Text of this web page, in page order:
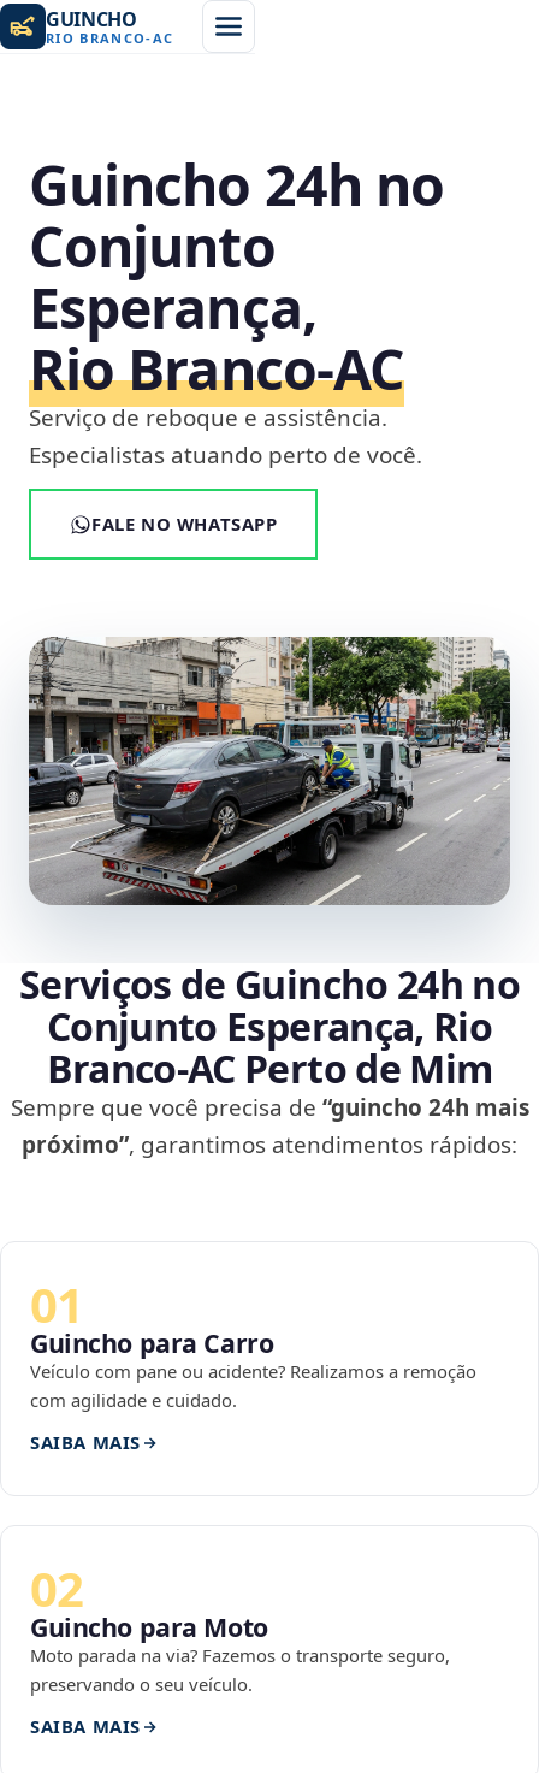
GUINCHO
RIO BRANCO-AC
Guincho 24h no
Conjunto
Esperança,
Rio Branco‑AC
Serviço de reboque e assistência.
Especialistas atuando perto de você.
FALE NO WHATSAPP
Serviços de Guincho 24h no
Conjunto Esperança, Rio
Branco‑AC Perto de Mim
Sempre que você precisa de “guincho 24h mais
próximo”, garantimos atendimentos rápidos:
01
Guincho para Carro
Veículo com pane ou acidente? Realizamos a remoção
com agilidade e cuidado.
SAIBA MAIS
02
Guincho para Moto
Moto parada na via? Fazemos o transporte seguro,
preservando o seu veículo.
SAIBA MAIS